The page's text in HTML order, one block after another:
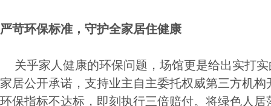
严苛环保标准，守护全家居住健康
关乎家人健康的环保问题，场馆更是给出实打
家居公开承诺，支持业主自主委托权威第三方机
环保指标不达标，即刻执行三倍赔付。将绿色人